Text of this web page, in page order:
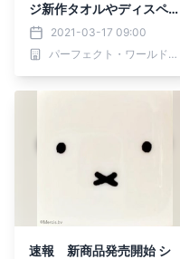
ジ新作タオルやディスペン
サー2021-03-17 09:00
パーフェクト・ワールド株式会社
速報 新商品発売開始 シ